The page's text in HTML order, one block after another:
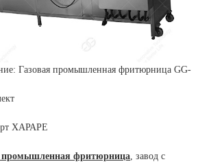
Газовая промышленная фритюрница GG-
ХАРАРЕ
промышленная фритюрница , завод с